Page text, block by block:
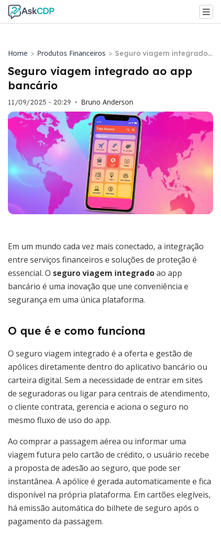
Home > Produtos Financeiros > Seguro viagem integrado
ao app bancário
Seguro viagem integrado ao app
bancário
11/09/2025 - 20:29 • Bruno Anderson
Em um mundo cada vez mais conectado, a integração
entre serviços financeiros e soluções de proteção é
essencial. O seguro viagem integradoao app
bancário é uma inovação que une conveniência e
segurança em uma única plataforma.
O que é e como funciona
O seguro viagem integrado é a oferta e gestão de
apólices diretamente dentro do aplicativo bancário ou
carteira digital. Sem a necessidade de entrar em sites
de seguradoras ou ligar para centrais de atendimento,
o cliente contrata, gerencia e aciona o seguro no
mesmo fluxo de uso do app.
Ao comprar a passagem aérea ou informar uma
viagem futura pelo cartão de crédito, o usuário recebe
a proposta de adesão ao seguro, que pode ser
instantânea. A apólice é gerada automaticamente e fica
disponível na própria plataforma. Em cartões elegíveis,
há emissão automática do bilhete de seguro após o
pagamento da passagem.